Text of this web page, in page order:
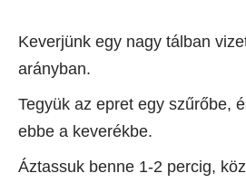
Keverjünk egy nagy tálban
arányban.
Tegyük az epret egy szűrőbe,
ebbe a keverékbe.
Áztassuk benne 1-2 percig,